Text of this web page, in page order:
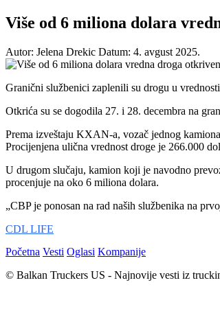
Više od 6 miliona dolara
Autor: Jelena Drekic Datum: 4. avgust 2025.
Granični službenici zaplenili su drogu u
Otkrića su se dogodila 27. i 28. decembra na
Prema izveštaju KXAN-a, vozač jednog
Procijenjena ulična vrednost droge je 266.000
U drugom slučaju, kamion koji je navodno
procenjuje na oko 6 miliona dolara.
„CBP je ponosan na rad naših službenika na
CDL LIFE
Početna Vesti Oglasi Kompanije
© Balkan Truckers US - Najnovije vesti iz